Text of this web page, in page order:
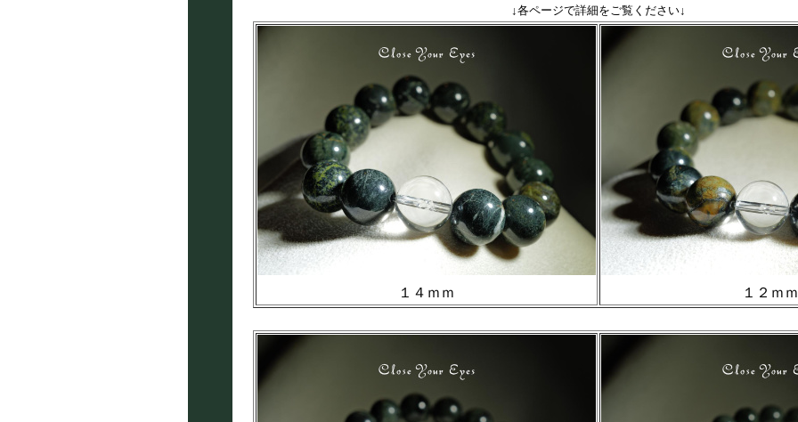
↓各ページで詳細をご覧ください↓
１４ｍｍ １２ｍｍ